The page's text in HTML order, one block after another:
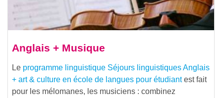
Anglais + Musique
Le programme linguistique Séjours linguistiques Anglais
+ art & culture en école de langues pour étudiantest fait
pour les mélomanes, les musiciens : combinez